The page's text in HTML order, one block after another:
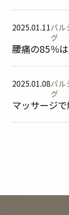
鍼灸の効果
施術メニュ
2025.01.11パル
グ
腰痛の85％は
2025.01.08パル
グ
マッサージ